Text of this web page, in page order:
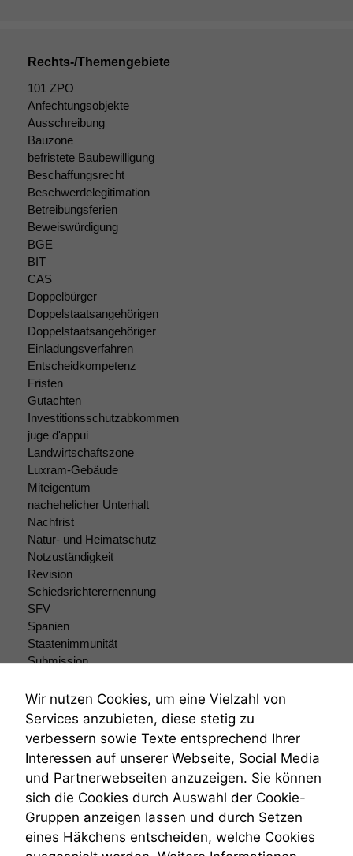
Rechts-/Themengebiete
101 ZPO
Anfechtungsobjekte
Ausschreibung
Bauzone
befristete Baubewilligung
Beschaffungsrecht
Beschwerdelegitimation
Betreibungsferien
Beweiswürdigung
BGE
BIT
CAS
Doppelbürger
Doppelstaatsangehörigen
Doppelstaatsangehöriger
Einladungsverfahren
Entscheidkompetenz
Fristen
Gutachten
Investitionsschutzabkommen
juge d'appui
Landwirtschaftszone
Luxram-Gebäude
Miteigentum
nachehelicher Unterhalt
Nachfrist
Natur- und Heimatschutz
Notzuständigkeit
Revision
Schiedsrichterernennung
SFV
Spanien
Staatenimmunität
Submission
Teilungsklage
Venezuela
VRK
Wiederherstellungsanordnung
Zivilprozessordnung
ZPO
Zustellfiktion
Zuständigkeit
Öffentliches Personalrecht
Öffentlichkeitsprinzip
Wir nutzen Cookies, um eine Vielzahl von
Services anzubieten, diese stetig zu
verbessern sowie Texte entsprechend Ihrer
Interessen auf unserer Webseite, Social Media
und Partnerwebseiten anzuzeigen. Sie können
sich die Cookies durch Auswahl der Cookie-
Gruppen anzeigen lassen und durch Setzen
eines Häkchens entscheiden, welche Cookies
Cookies sind
optional, es
braucht sie,
damit die
Website
korrekt
angezeigt
werden kann.
Statistiken